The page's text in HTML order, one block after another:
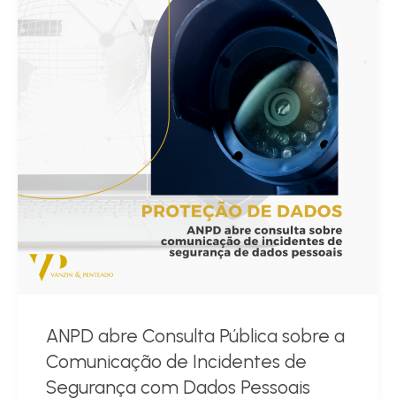
ANPD abre Consulta Pública sobre a
Comunicação de Incidentes de
Segurança com Dados Pessoais